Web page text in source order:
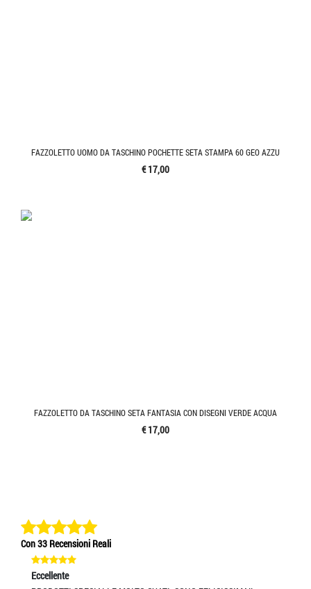
FAZZOLETTO UOMO DA TASCHINO POCHETTE SETA STAMPA 60 GEO AZZU
€ 17,00
FAZZOLETTO DA TASCHINO SETA FANTASIA CON DISEGNI VERDE ACQUA
€ 17,00
Con 33 Recensioni Reali
Eccellente